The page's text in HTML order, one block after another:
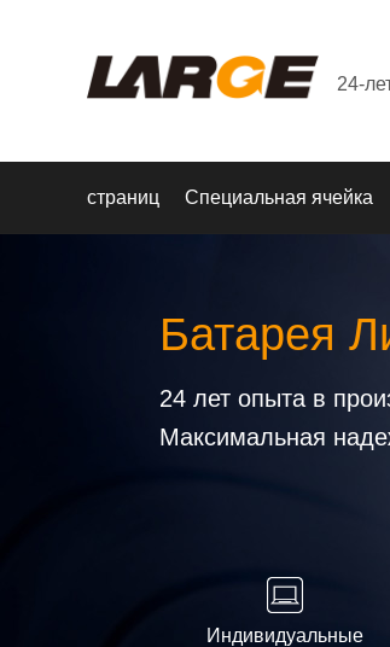
24-
страниц Специальная ячейка
Батарея
24 лет опыта в
Максимальная
Индивидуальные